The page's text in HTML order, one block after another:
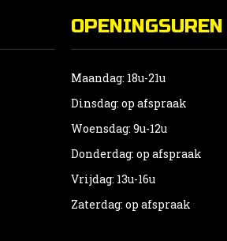
OPENINGSUREN
Maandag: 18u-21u
Dinsdag: op afspraak
Woensdag: 9u-12u
Donderdag: op afspraak
Vrijdag: 13u-16u
Zaterdag: op afspraak